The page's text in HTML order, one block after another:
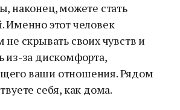
наконец, можете стать
Именно этот человек
не скрывать своих чувств и
из-за дискомфорта,
ваши отношения. Рядом
себя, как дома.